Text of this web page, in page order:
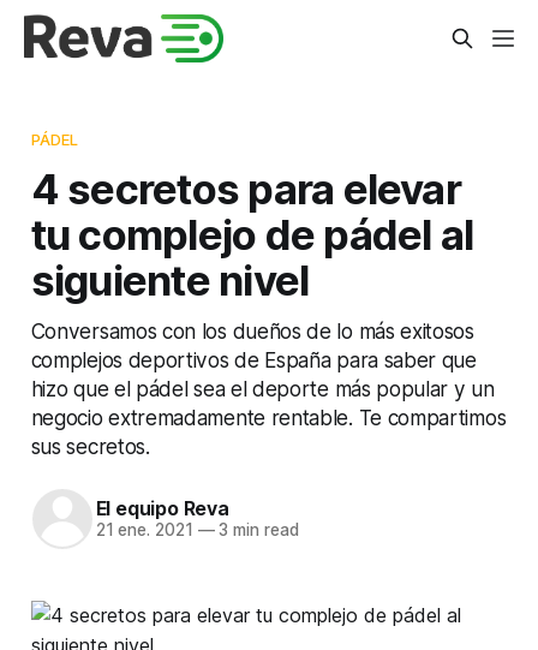
PÁDEL
4 secretos para elevar
tu complejo de pádel al
siguiente nivel
Conversamos con los dueños de lo más exitosos
complejos deportivos de España para saber que
hizo que el pádel sea el deporte más popular y un
negocio extremadamente rentable. Te compartimos
sus secretos.
El equipo Reva
21 ene. 2021 —3 min read